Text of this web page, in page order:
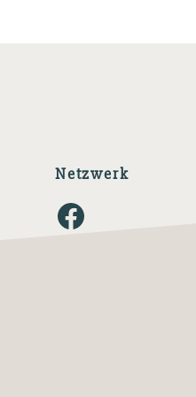
Netzwerk
Facebook